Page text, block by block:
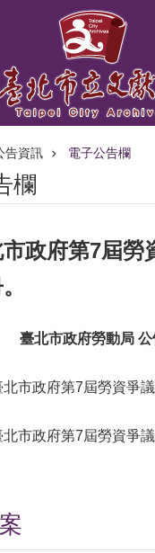
告資訊 電子公告欄
欄
政府第7屆勞
臺北市政府勞動局 公
北市政府第7屆勞資爭
北市政府第7屆勞資爭